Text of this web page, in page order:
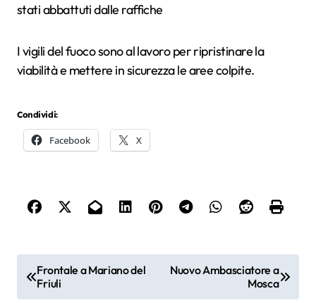
stati abbattuti dalle raffiche
I vigili del fuoco sono al lavoro per ripristinare la
viabilità e mettere in sicurezza le aree colpite.
Condividi:
Facebook X
Frontale a Mariano del
Friuli
Nuovo Ambasciatore a
Mosca